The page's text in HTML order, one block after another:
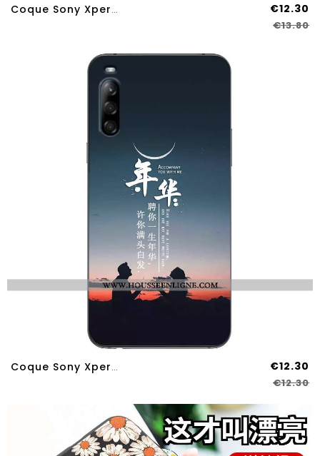
Coque Sony Xperia L4 Protection Personnalité Fluide Doux Étui Bleu Marin Silicone Bleu Foncé €12.30
€13.80
Coque Sony Xperia L4 Créatif Fluide Doux Tout Compris Incassable Silicone Personnalité Étui Bleu Fon €12.30
€12.30